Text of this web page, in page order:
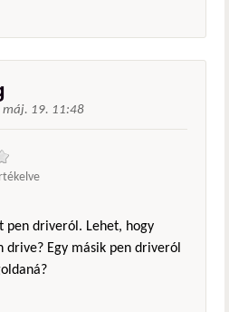
máj. 19. 11:48
pen driveról. Lehet, hogy
drive? Egy másik pen driveról